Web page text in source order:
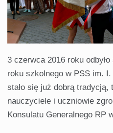
3 czerwca 2016 roku
roku szkolnego w PSS im.
stało się już dobrą
nauczyciele i uczniowie
Konsulatu Generalnego RP